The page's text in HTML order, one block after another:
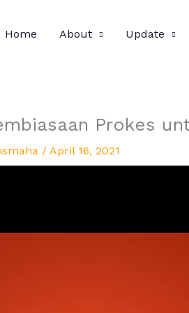
Home About Update
Prokes
/ April 16, 2021